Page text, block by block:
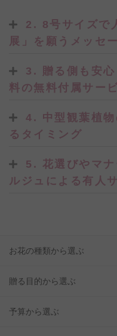
2. 8号サイズで
展」を願うメッセ
3. 贈る側も安
料の無料付属サー
4. 中型観葉植
るタイミング
5. 花選びやマナ
ルジュによる有人
お花の種類から選ぶ
贈る目的から選ぶ
予算から選ぶ